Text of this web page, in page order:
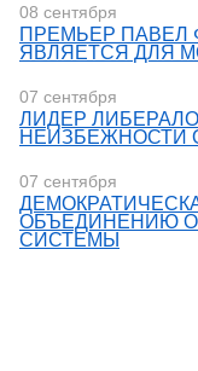
08 сентября
ПРЕМЬЕР ПАВЕЛ
ЯВЛЯЕТСЯ ДЛЯ
07 сентября
ЛИДЕР
НЕИЗБЕЖНОСТИ
07 сентября
ОБЪЕДИНЕНИЮ
СИСТЕМЫ